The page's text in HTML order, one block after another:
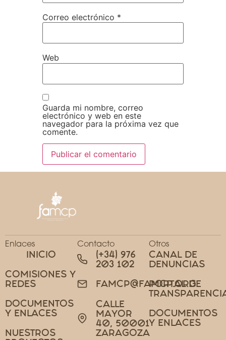
Correo electrónico *
Web
Guarda mi nombre, correo
electrónico y web en este
navegador para la próxima vez que
comente.
Enlaces
INICIO
COMISIONES Y
REDES
DOCUMENTOS
Y ENLACES
NUESTROS
Contacto
(+34) 976
203 102
FAMCP@FAMCP.ORG
CALLE
MAYOR
40, 50001
ZARAGOZA
Otros
CANAL DE
DENUNCIAS
PORTAL DE
DOCUMENTOS
Y ENLACES